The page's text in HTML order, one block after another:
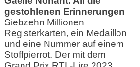
gestohlenen Erinnerungen
Siebzehn Millionen
Registerkarten, ein Medaillon
und eine Nummer auf einem
Stoffpierrot. Der mit dem